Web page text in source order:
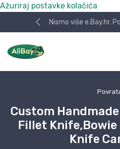
Ažuriraj postavke kolačića
Nismo više e.Bay.hr.
Custom
Fillet
Knife